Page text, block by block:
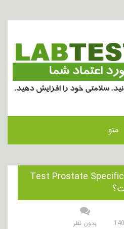
منو
هدف از انجام آزمایش Test Prostate Specific
بدون نظر